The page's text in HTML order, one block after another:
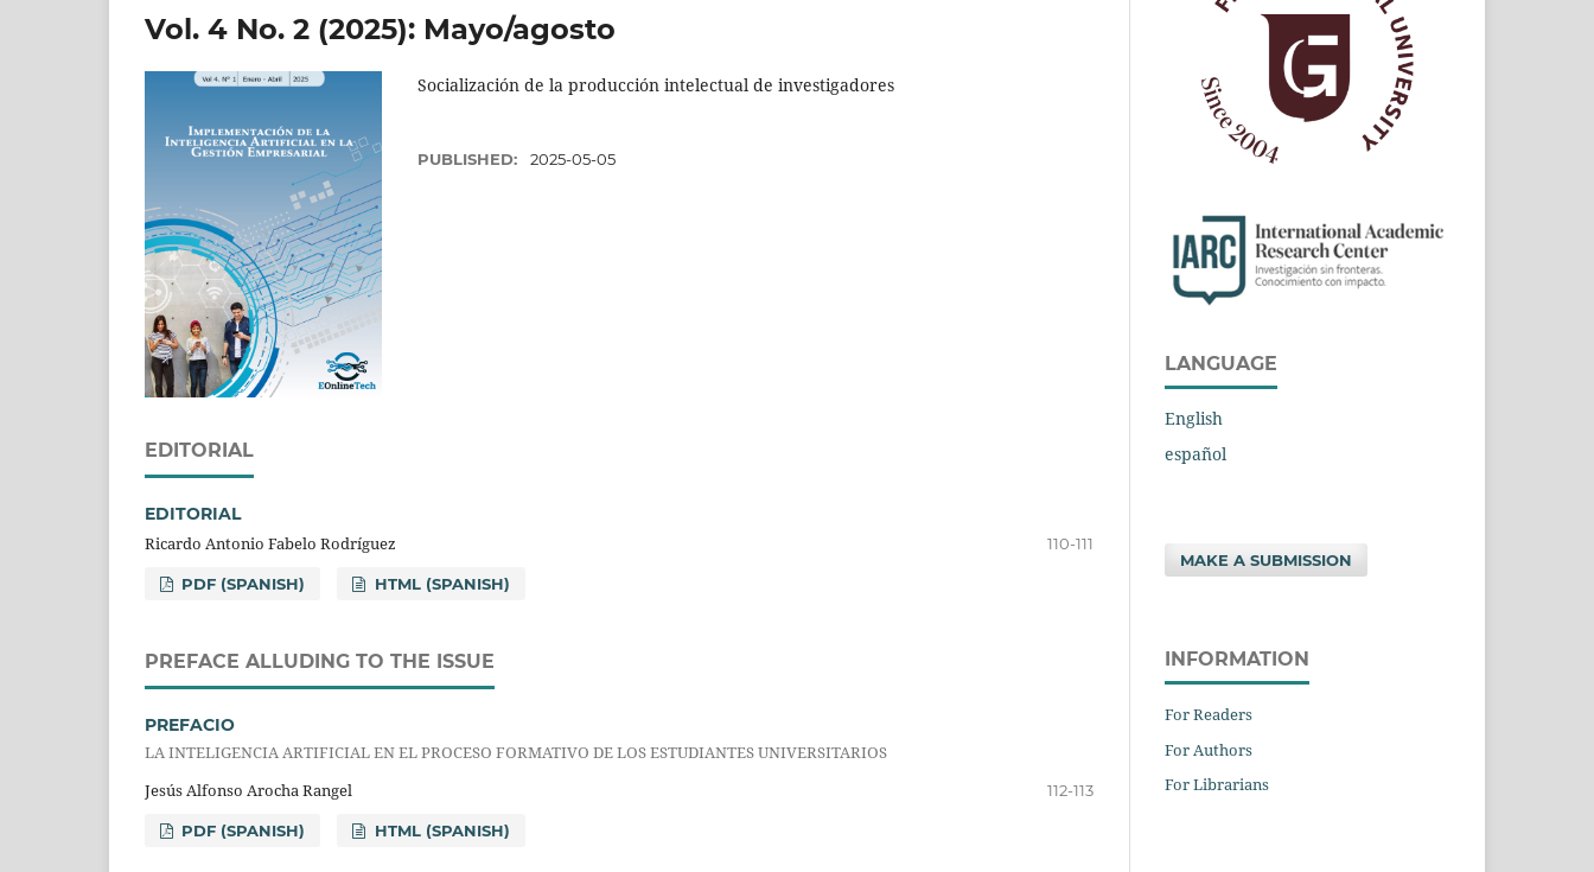
Vol. 4 No. 2 (2025): Mayo/agosto
Socialización de la producción intelectual de investigadores
PUBLISHED: 2025-05-05
EDITORIAL
EDITORIAL
Ricardo Antonio Fabelo Rodríguez
110-111
PDF (SPANISH) HTML (SPANISH)
PREFACE ALLUDING TO THE ISSUE
PREFACIO
LA INTELIGENCIA ARTIFICIAL EN EL PROCESO FORMATIVO DE LOS ESTUDIANTES UNIVERSITARIOS
Jesús Alfonso Arocha Rangel
112-113
PDF (SPANISH) HTML (SPANISH)
LANGUAGE
English
español
MAKE A SUBMISSION
INFORMATION
For Readers
For Authors
For Librarians